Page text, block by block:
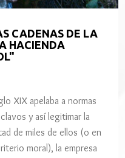
CADENAS DE LA
HACIENDA
XIX apelaba a normas
y así legitimar la
de miles de ellos (o en
moral), la empresa